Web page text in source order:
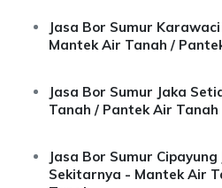
Jasa Bor Sumur
Mantek Air Tanah /
Jasa Bor Sumur Jaka
Tanah / Pantek Air Tanah
Jasa Bor Sumur
Sekitarnya - Mantek Air